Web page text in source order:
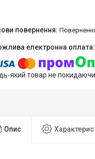
який товар не покидаючи
Опис